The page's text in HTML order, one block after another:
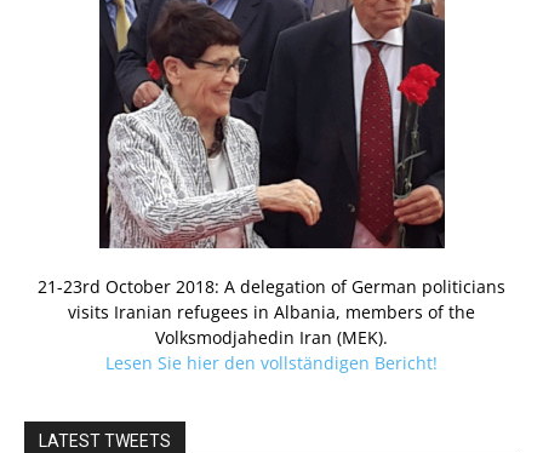
21-23rd October 2018: A delegation of German politicians
visits Iranian refugees in Albania, members of the
Volksmodjahedin Iran (MEK).
Lesen Sie hier den vollständigen Bericht!
LATEST TWEETS